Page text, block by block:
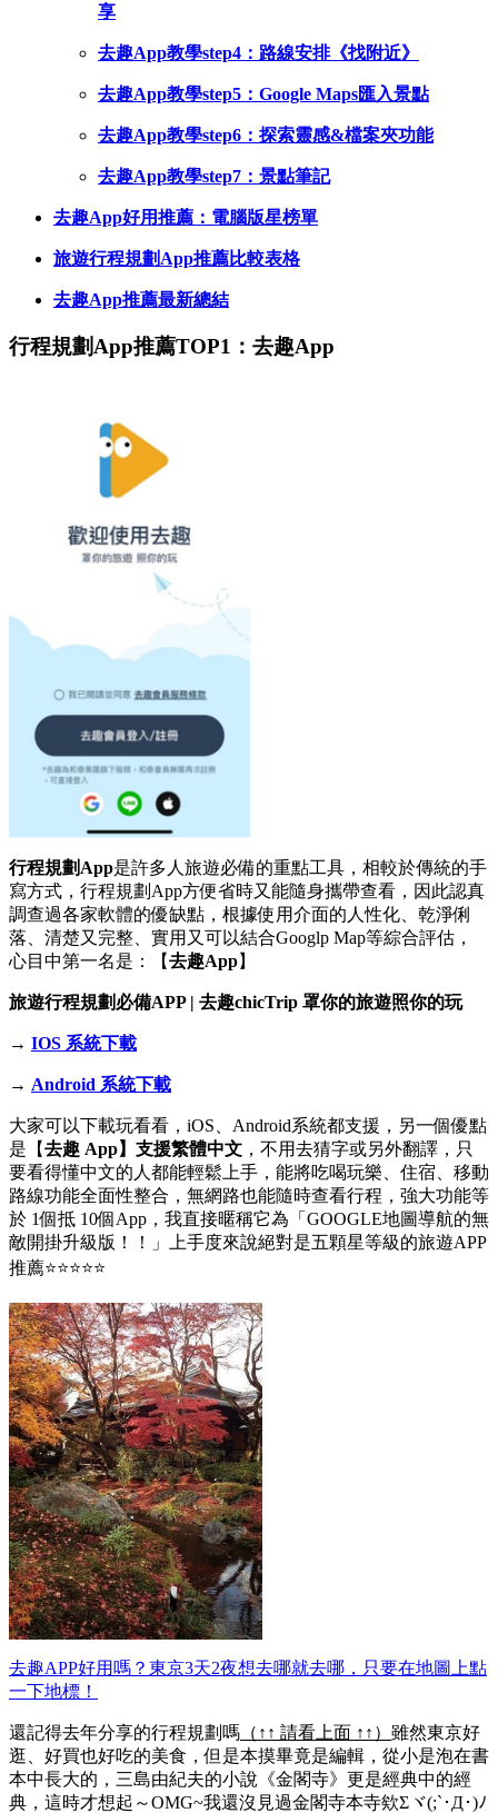
享
去趣App教學step4：路線安排《找附近》
去趣App教學step5：Google Maps匯入景點
去趣App教學step6：探索靈感&檔案夾功能
去趣App教學step7：景點筆記
去趣App好用推薦：電腦版星榜單
旅遊行程規劃App推薦比較表格
去趣App推薦最新總結
行程規劃App推薦TOP1：去趣App
行程規劃App是許多人旅遊必備的重點工具，相較於傳統的手
寫方式，行程規劃App方便省時又能隨身攜帶查看，因此認真
調查過各家軟體的優缺點，根據使用介面的人性化、乾淨俐
落、清楚又完整、實用又可以結合Googlp Map等綜合評估，
心目中第一名是：【去趣App】
旅遊行程規劃必備APP | 去趣chicTrip 罩你的旅遊照你的玩
→ IOS 系統下載
→ Android 系統下載
大家可以下載玩看看，iOS、Android系統都支援，另一個優點
是【去趣 App】支援繁體中文 ，不用去猜字或另外翻譯，只
要看得懂中文的人都能輕鬆上手，能將吃喝玩樂、住宿、移動
路線功能全面性整合，無網路也能隨時查看行程，強大功能等
於 1個抵 10個App，我直接暱稱它為「GOOGLE地圖導航的無
敵開掛升級版！！」上手度來說絕對是五顆星等級的旅遊APP
推薦⭐⭐⭐⭐⭐
去趣APP好用嗎？東京3天2夜想去哪就去哪，只要在地圖上點
一下地標！
還記得去年分享的行程規劃嗎 （↑↑ 請看上面 ↑↑） 雖然東京好
逛、好買也好吃的美食，但是本摸畢竟是編輯，從小是泡在書
本中長大的，三島由紀夫的小說《金閣寺》更是經典中的經
典，這時才想起～OMG~我還沒見過金閣寺本寺欸Σヾ(;`･Д･)ﾉ